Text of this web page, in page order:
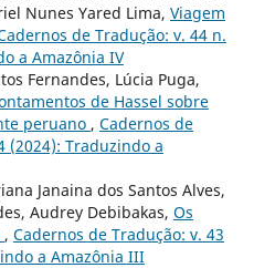
Nunes Yared Lima, Viagem
de Tradução: v. 44 n.
a Amazônia IV
Fernandes, Lúcia Puga,
de Hassel sobre
peruano , Cadernos de
(2024): Traduzindo a
Janaina dos Santos Alves,
Audrey Debibakas, Os
, Cadernos de Tradução: v. 43
a Amazônia III